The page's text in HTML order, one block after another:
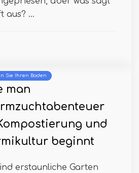
aus? ...
Sie Ihren Boden
man
und
beginnt
erstaunliche Garten